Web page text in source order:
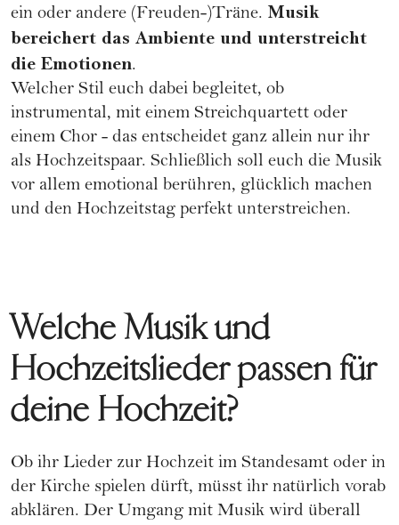
ein oder andere (Freuden-)Träne. Musik
bereichert das Ambiente und unterstreicht
die Emotionen.
Welcher Stil euch dabei begleitet, ob
instrumental, mit einem Streichquartett oder
einem Chor - das entscheidet ganz allein nur ihr
als Hochzeitspaar. Schließlich soll euch die Musik
vor allem emotional berühren, glücklich machen
und den Hochzeitstag perfekt unterstreichen.
Welche Musik und
Hochzeitslieder passen für
deine Hochzeit?
Ob ihr Lieder zur Hochzeit im Standesamt oder in
der Kirche spielen dürft, müsst ihr natürlich vorab
abklären. Der Umgang mit Musik wird überall